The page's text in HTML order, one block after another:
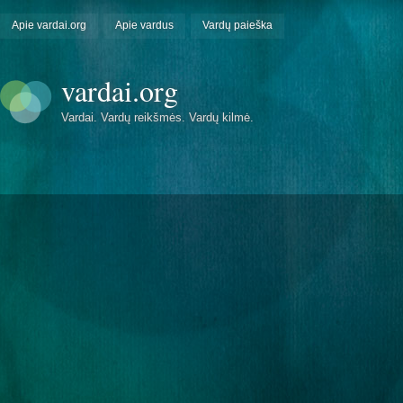
Apie vardai.org Apie vardus Vardų paieška
vardai.org
Vardai. Vardų reikšmės. Vardų kilmė.